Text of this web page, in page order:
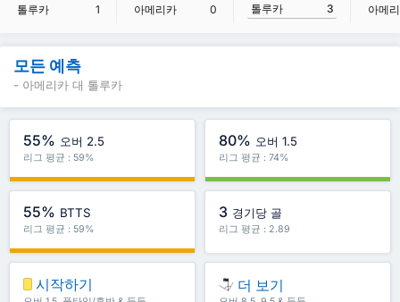
톨루카
1
아메리카
0
톨루카
3
아메
모든 예측
- 아메리카 대 톨루카
55% 오버 2.5
리그 평균 : 59%
80% 오버 1.5
리그 평균 : 74%
55% BTTS
리그 평균 : 59%
3 경기당 골
리그 평균 : 2.89
시작하기 더 보기